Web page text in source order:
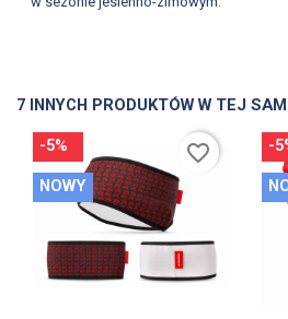
7 INNYCH PRODUKTÓW W TEJ
-5%
NOWY
favorite_border -